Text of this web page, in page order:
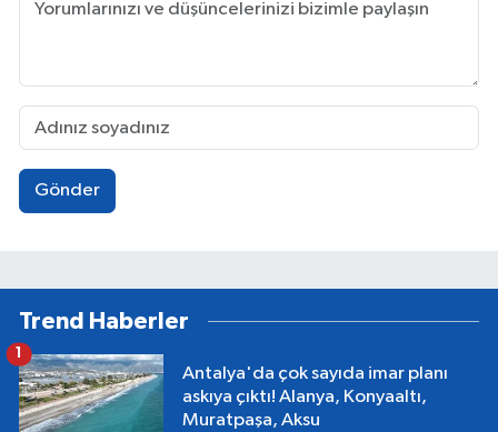
Gönder
Trend Haberler
Antalya'da çok sayıda imar planı
askıya çıktı! Alanya, Konyaaltı,
Muratpaşa, Aksu
1